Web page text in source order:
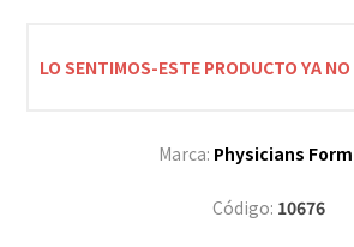
LO SENTIMOS-ESTE PRODUCTO YA
Marca: Physicians
Código: 10676